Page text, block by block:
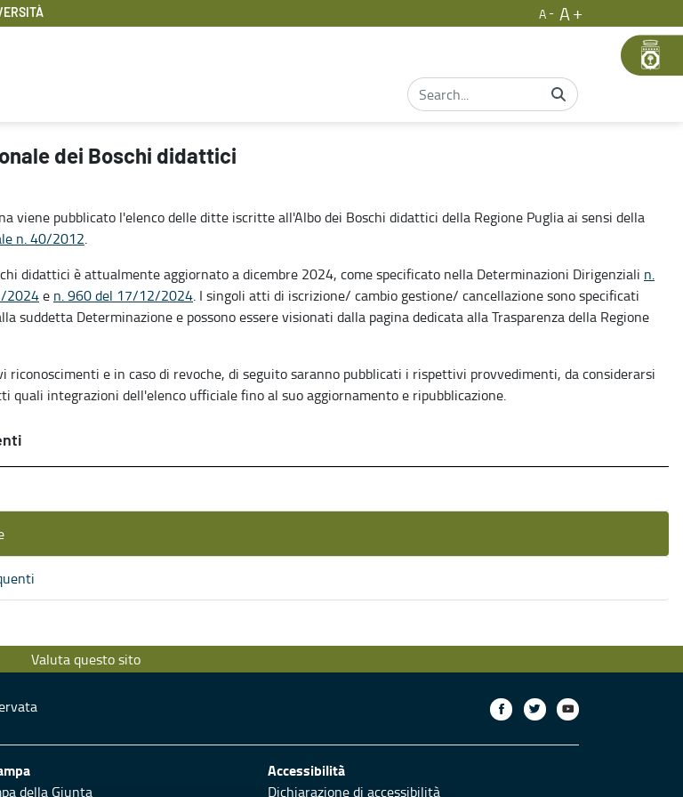
A
A
dei Boschi didattici
viene pubblicato l'elenco delle ditte iscritte all'Albo dei Boschi didattici della Regione Puglia ai sensi della
n. 40/2012.
didattici è attualmente aggiornato a dicembre 2024, come specificato nella Determinazioni Dirigenziali n.
2024e n. 960 del 17/12/2024. I singoli atti di iscrizione/ cambio gestione/ cancellazione sono specificati
suddetta Determinazione e possono essere visionati dalla pagina dedicata alla Trasparenza della Regione
riconoscimenti e in caso di revoche, di seguito saranno pubblicati i rispettivi provvedimenti, da considerarsi
quali integrazioni dell'elenco ufficiale fino al suo aggiornamento e ripubblicazione.
Valuta questo sito
della Giunta
Accessibilità
Dichiarazione di accessibilità